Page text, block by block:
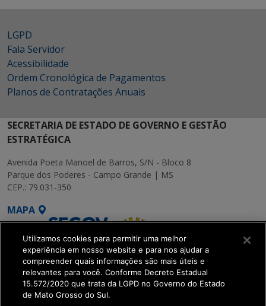
LGPD
Fala Servidor
Acessibilidade
Ordem Cronológica de Pagamentos
Planos de Contratações Anuais
SECRETARIA DE ESTADO DE GOVERNO E GESTÃO
ESTRATÉGICA
Avenida Poeta Manoel de Barros, S/N - Bloco 8
Parque dos Poderes - Campo Grande | MS
CEP.: 79.031-350
MAPA
SETDIG | Secretaria-
Executiva de
Utilizamos cookies para permitir uma melhor
experiência em nosso website e para nos ajudar a
compreender quais informações são mais úteis e
relevantes para você. Conforme Decreto Estadual
15.572/2020 que trata da LGPD no Governo do Estado
de Mato Grosso do Sul.